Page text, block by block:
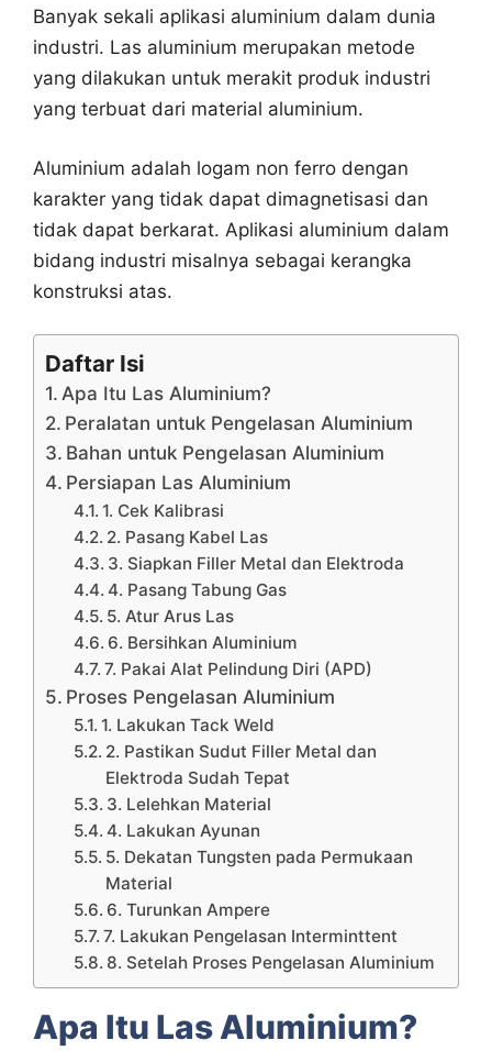
Banyak sekali aplikasi aluminium dalam dunia
industri. Las aluminium merupakan metode
yang dilakukan untuk merakit produk industri
yang terbuat dari material aluminium.
Aluminium adalah logam non ferro dengan
karakter yang tidak dapat dimagnetisasi dan
tidak dapat berkarat. Aplikasi aluminium dalam
bidang industri misalnya sebagai kerangka
konstruksi atas.
Daftar Isi
Apa Itu Las Aluminium?
Peralatan untuk Pengelasan Aluminium
Bahan untuk Pengelasan Aluminium
Persiapan Las Aluminium
1. Cek Kalibrasi
2. Pasang Kabel Las
3. Siapkan Filler Metal dan Elektroda
4. Pasang Tabung Gas
5. Atur Arus Las
6. Bersihkan Aluminium
7. Pakai Alat Pelindung Diri (APD)
Proses Pengelasan Aluminium
1. Lakukan Tack Weld
2. Pastikan Sudut Filler Metal dan
Elektroda Sudah Tepat
3. Lelehkan Material
4. Lakukan Ayunan
5. Dekatan Tungsten pada Permukaan
Material
6. Turunkan Ampere
7. Lakukan Pengelasan Interminttent
8. Setelah Proses Pengelasan Aluminium
Apa Itu Las Aluminium?